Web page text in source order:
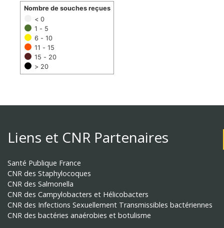
< 0
1 - 5
6 - 10
11 - 15
15 - 20
> 20
Nombre de souches reçues
Liens et CNR Partenaires
Santé Publique France
CNR des Staphylocoques
CNR des Salmonella
CNR des Campylobacters et Hélicobacters
CNR des Infections Sexuellement Transmissibles bactériennes
CNR des bactéries anaérobies et botulisme